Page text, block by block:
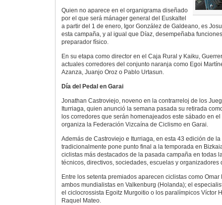
Quien no aparece en el organigrama diseñado
por el que será mánager general del Euskaltel
a partir del 1 de enero, Igor González de Galdeano, es
esta campaña, y al igual que Díaz, desempeñaba
preparador físico.
En su etapa como director en el Caja Rural y Kaiku,
actuales corredores del conjunto naranja como Egoi
Azanza, Juanjo Oroz o Pablo Urtasun.
Día del Pedal en Garai
Jonathan Castroviejo, noveno en la contrarreloj de los
Iturriaga, quien anunció la semana pasada su retirada
los corredores que serán homenajeados este sábado en
organiza la Federación Vizcaína de Ciclismo en Garai.
Además de Castroviejo e Iturriaga, en esta 43 edición de la
tradicionalmente pone punto final a la temporada en
ciclistas más destacados de la pasada campaña en todas
técnicos, directivos, sociedades, escuelas y organizadores
Entre los setenta premiados aparecen ciclistas como
ambos mundialistas en Valkenburg (Holanda); el
el ciclocrossista Egoitz Murgoitio o los paralímpicos Víctor
Raquel Mateo.